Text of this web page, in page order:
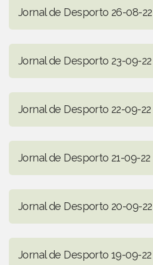
Jornal de Desporto 26-08-22
Jornal de Desporto 23-09-22
Jornal de Desporto 22-09-22
Jornal de Desporto 21-09-22
Jornal de Desporto 20-09-22
Jornal de Desporto 19-09-22